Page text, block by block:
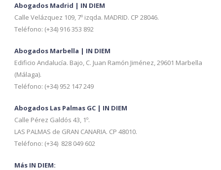
Abogados Madrid | IN DIEM
Calle Velázquez 109, 7º izqda. MADRID. CP 28046.
Teléfono: (+34) 916 353 892
Abogados Marbella | IN DIEM
Edificio Andalucía. Bajo, C. Juan Ramón Jiménez, 29601 Marbella
(Málaga).
Teléfono: (+34) 952 147 249
Abogados Las Palmas GC | IN DIEM
Calle Pérez Galdós 43, 1º.
LAS PALMAS de GRAN CANARIA. CP 48010.
Teléfono: (+34) 828 049 602
Más IN DIEM: